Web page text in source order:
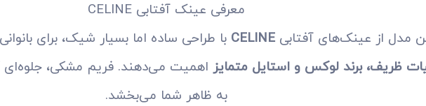
معرفی عینک آفتابی CELINE
مدل از عینک‌های آفتابی CELINE با طراحی ساده اما بسیار شیک، برای
ظریف، برند لوکس و استایل متمایزاهمیت می‌دهند. فریم مشکی،
به ظاهر شما می‌بخشد.